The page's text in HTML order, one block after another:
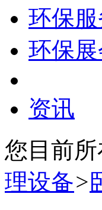
环保
环保
资讯
您目前所
理设备>